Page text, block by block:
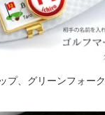
プ、グリーンフォーク